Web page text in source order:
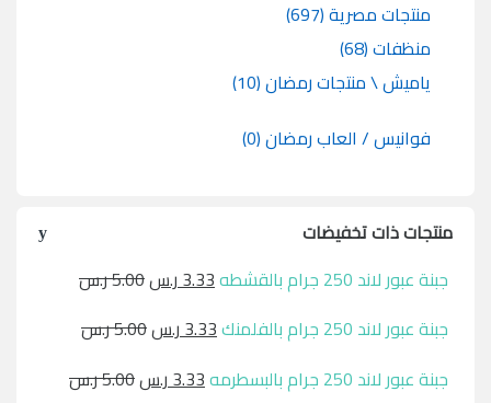
منتجات مصرية(697)
منظفات(68)
ياميش \ منتجات رمضان(10)
فوانيس / العاب رمضان(0)
منتجات ذات تخفيضات
جبنة عبور لاند 250 جرام بالقشطه
3.33ر.س5.00ر.س
جبنة عبور لاند 250 جرام بالفلمنك
3.33ر.س5.00ر.س
جبنة عبور لاند 250 جرام بالبسطرمه
3.33ر.س5.00ر.س